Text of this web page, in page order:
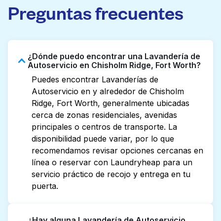
Preguntas frecuentes
¿Dónde puedo encontrar una Lavandería de
Autoservicio en Chisholm Ridge, Fort Worth?
Puedes encontrar Lavanderías de
Autoservicio en y alrededor de Chisholm
Ridge, Fort Worth, generalmente ubicadas
cerca de zonas residenciales, avenidas
principales o centros de transporte. La
disponibilidad puede variar, por lo que
recomendamos revisar opciones cercanas en
línea o reservar con Laundryheap para un
servicio práctico de recojo y entrega en tu
puerta.